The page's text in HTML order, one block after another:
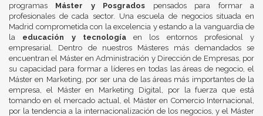
programas Máster y Posgrados pensados para formar a
profesionales de cada sector. Una escuela de negocios situada en
Madrid comprometida con la excelencia y estando a la vanguardia de
la educación y tecnologíaen los entornos profesional y
empresarial. Dentro de nuestros Másteres más demandados se
encuentran el Máster en Administración y Dirección de Empresas, por
su capacidad para formar a líderes en todas las áreas de negocio, el
Máster en Marketing, por ser una de las áreas más importantes de la
empresa, el Máster en Marketing Digital, por la fuerza que está
tomando en el mercado actual, el Máster en Comercio Internacional,
por la tendencia a la internacionalización de los negocios, y el Máster